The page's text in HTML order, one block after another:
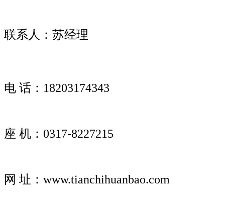
联系人：苏经理
电 话：18203174343
座 机：0317-8227215
网 址：www.tianchihuanbao.com